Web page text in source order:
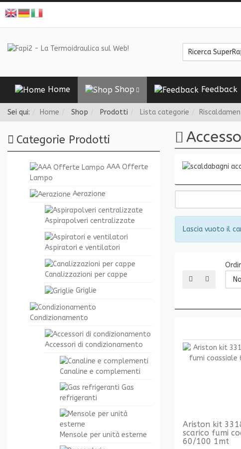
Home Shop Feedback
Sei qui: Home Shop Prodotti Lista categorie
Lascia vuoto il
Ariston kit
scarico fumi
60/100 1mt
Categorie Prodotti
AAA Offerte
Lampo
Aerazione
Aspirapolveri centralizzate
Aspiratori e ventilatori
Canalizzazioni per cappe
Griglie
Condizionamento
Accessori di condizionamento
Canaline e complementi
Gas
refrigeranti
Mensole per unità esterne